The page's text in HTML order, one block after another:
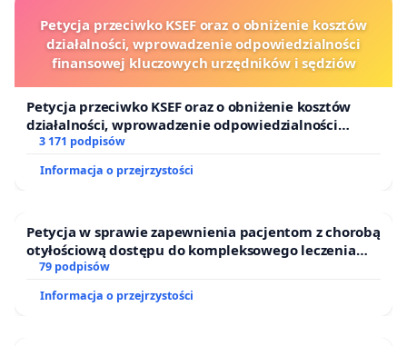
Petycja przeciwko KSEF oraz o obniżenie kosztów
działalności, wprowadzenie odpowiedzialności
finansowej kluczowych urzędników i sędziów
Petycja przeciwko KSEF oraz o obniżenie kosztów
działalności, wprowadzenie odpowiedzialności
finansowej kluczowych urzędników i sędziów
3 171 podpisów
Informacja o przejrzystości
Petycja w sprawie zapewnienia pacjentom z chorobą
otyłościową dostępu do kompleksowego leczenia
oraz programów profilaktycznych.
79 podpisów
Informacja o przejrzystości